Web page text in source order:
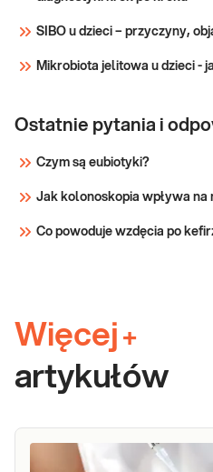
mineralnyc
SIBO u dzieci – przyczyny,
Mikrobiota jelitowa u dzieci -
Ostatnie pytania i
Czym są eubiotyki?
Jak kolonoskopia wpływa
Co powoduje wzdęcia po
Więcej +
artykułów